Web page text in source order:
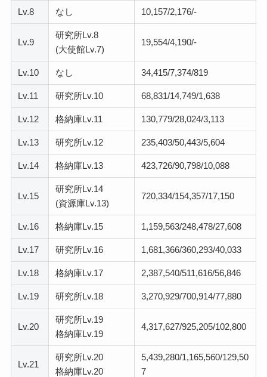
Lv.8 なし 10,157/2,176/-
Lv.9
研究所Lv.8
(大使館Lv.7)
19,554/4,190/-
Lv.10 なし 34,415/7,374/819
Lv.11 研究所Lv.10 68,831/14,749/1,638
Lv.12 格納庫Lv.11 130,779/28,024/3,113
Lv.13 研究所Lv.12 235,403/50,443/5,604
Lv.14 格納庫Lv.13 423,726/90,798/10,088
Lv.15
研究所Lv.14
(資源庫Lv.13)
720,334/154,357/17,150
Lv.16 格納庫Lv.15 1,159,563/248,478/27,608
Lv.17 研究所Lv.16 1,681,366/360,293/40,033
Lv.18 格納庫Lv.17 2,387,540/511,616/56,846
Lv.19 研究所Lv.18 3,270,929/700,914/77,880
Lv.20
研究所Lv.19
格納庫Lv.19
4,317,627/925,205/102,800
Lv.21
研究所Lv.20
格納庫Lv.20
5,439,280/1,165,560/129,50
7